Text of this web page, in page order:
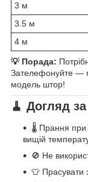
3 м
3.5 м
4 м
💡 Порада:
Зателефонуйте —
модель штор!
🧹 Догляд
🌡️ Прання при
вищій
🚫 Не
👕 Прасувати